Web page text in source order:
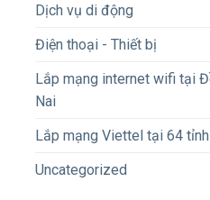
Dịch vụ di động
Điện thoại - Thiết bị
Lắp mạng internet wifi tại
Nai
Lắp mạng Viettel tại 64 tỉnh
Uncategorized